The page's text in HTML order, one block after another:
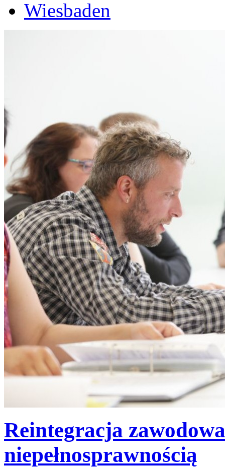
Wiesbaden
Reintegracja
niepełnosprawnością